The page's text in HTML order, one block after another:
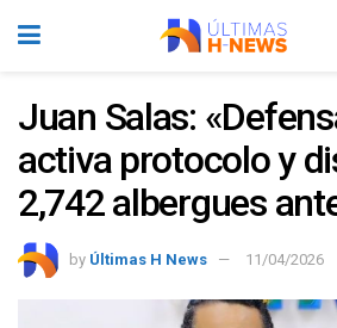
Juan Salas:
activa protocolo y
2,742 albergues
by Últimas H News 11/04/2026